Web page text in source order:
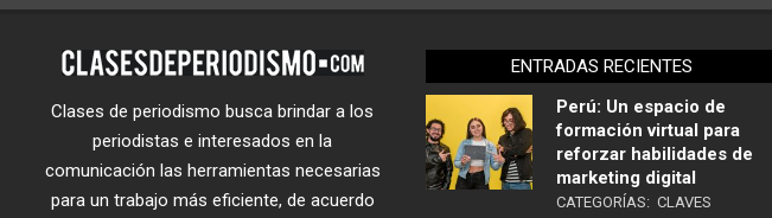
Clases de periodismo busca brindar a los
periodistas e interesados en la
comunicación las herramientas necesarias
para un trabajo más eficiente, de acuerdo
ENTRADAS RECIENTES
Perú: Un espacio de
formación virtual para
reforzar habilidades de
marketing digital
CATEGORÍAS: CLAVES